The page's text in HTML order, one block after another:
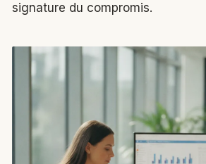
signature du compromis.